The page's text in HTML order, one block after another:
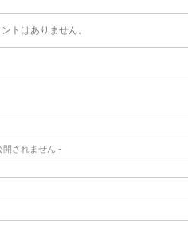
トはありません。
開されません -